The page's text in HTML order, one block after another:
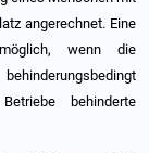
angerechnet. Eine
wenn die
behinderte